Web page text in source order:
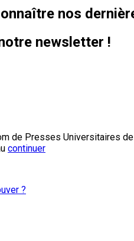
nos
newsletter !
de Presses Universitaires
continuer
?